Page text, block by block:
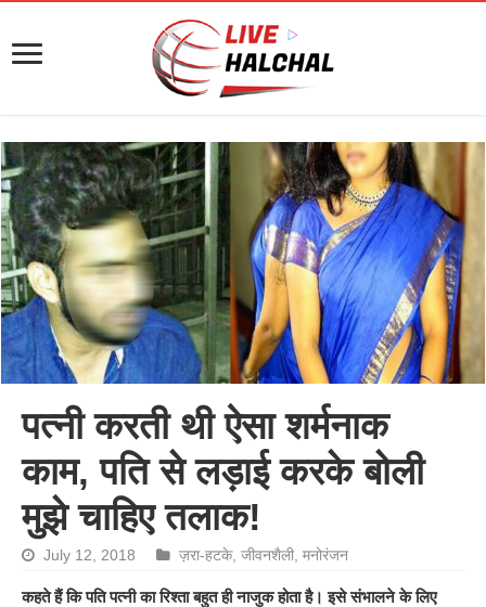
पत्नी करती थी ऐसा शर्मनाक
काम, पति से लड़ाई करके बोली
मुझे चाहिए तलाक!
July 12, 2018 ज़रा-हटके,जीवनशैली ,मनोरंजन
कहते हैं कि पति पत्नी का रिश्ता बहुत ही नाजुक होता है। इसे संभालने के लिए